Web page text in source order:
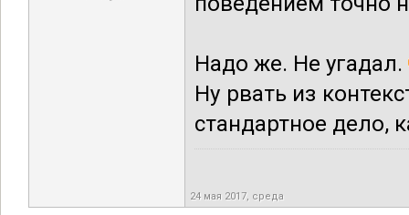
Надо же. Не угадал.
Ну рвать из
стандартное дело,
24 мая 2017, среда